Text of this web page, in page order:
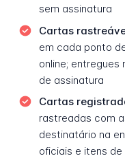
sem assinatura
Cartas
em cada ponto
online;
de assinatura
Cartas
rastreadas com
destinatário na
oficiais e itens